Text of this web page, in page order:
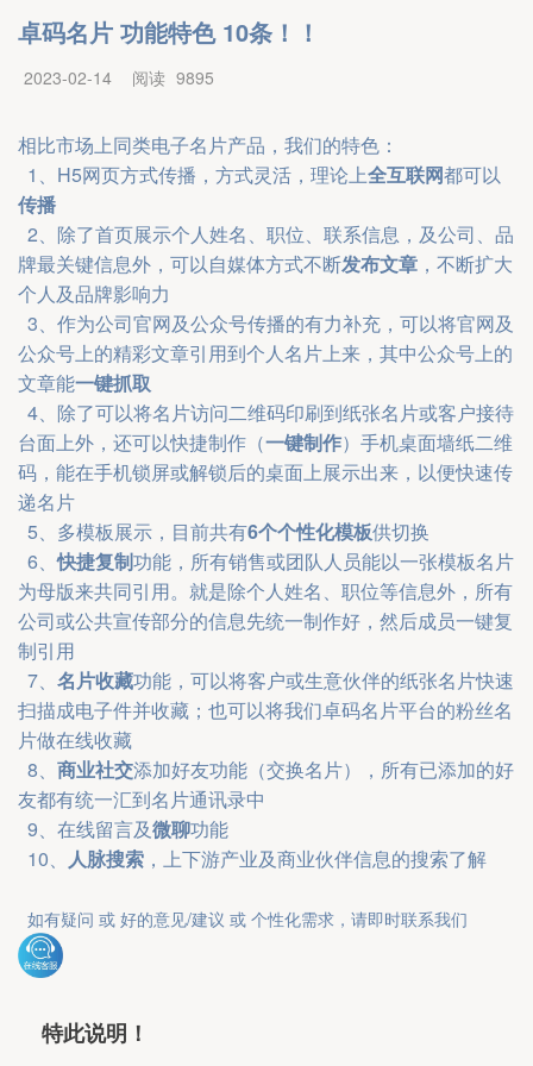
卓码名片 功能特色 10条！！
2023-02-14 阅读 9895
相比市场上同类电子名片产品，我们的特色：
1、H5网页方式传播，方式灵活，理论上全互联网都可以
传播
2、除了首页展示个人姓名、职位、联系信息，及公司、品
牌最关键信息外，可以自媒体方式不断发布文章 ，不断扩大
个人及品牌影响力
3、作为公司官网及公众号传播的有力补充，可以将官网及
公众号上的精彩文章引用到个人名片上来，其中公众号上的
文章能一键抓取
4、除了可以将名片访问二维码印刷到纸张名片或客户接待
台面上外，还可以快捷制作（一键制作）手机桌面墙纸二维
码，能在手机锁屏或解锁后的桌面上展示出来，以便快速传
递名片
5、多模板展示，目前共有6个个性化模板供切换
6、快捷复制功能，所有销售或团队人员能以一张模板名片
为母版来共同引用。就是除个人姓名、职位等信息外，所有
公司或公共宣传部分的信息先统一制作好，然后成员一键复
制引用
7、 名片收藏功能，可以将客户或生意伙伴的纸张名片快速
扫描成电子件并收藏；也可以将我们卓码名片平台的粉丝名
片做在线收藏
8、 商业社交添加好友功能（交换名片），所有已添加的好
友都有统一汇到名片通讯录中
9、在线留言及微聊功能
10、 人脉搜索 ，上下游产业及商业伙伴信息的搜索了解
如有疑问 或 好的意见/建议 或 个性化需求 ，请即时联系我们
特此说明！